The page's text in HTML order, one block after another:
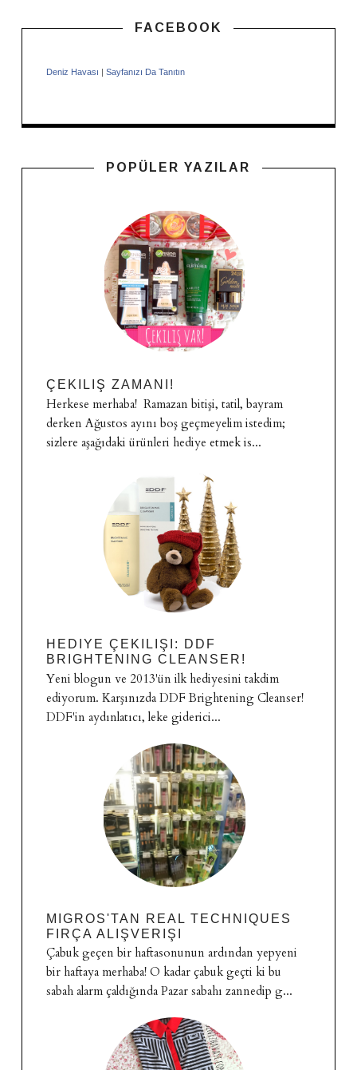
FACEBOOK
Deniz Havası | Sayfanızı Da Tanıtın
POPÜLER YAZILAR
ÇEKILIŞ ZAMANI!
Herkese merhaba! Ramazan bitişi, tatil, bayram
derken Ağustos ayını boş geçmeyelim istedim;
sizlere aşağıdaki ürünleri hediye etmek is...
HEDIYE ÇEKILIŞI: DDF
BRIGHTENING CLEANSER!
Yeni blogun ve 2013'ün ilk hediyesini takdim
ediyorum. Karşınızda DDF Brightening Cleanser!
DDF'in aydınlatıcı, leke giderici...
MIGROS'TAN REAL TECHNIQUES
FIRÇA ALIŞVERIŞI
Çabuk geçen bir haftasonunun ardından yepyeni
bir haftaya merhaba! O kadar çabuk geçti ki bu
sabah alarm çaldığında Pazar sabahı zannedip g...